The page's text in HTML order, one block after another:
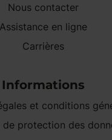
Nous contacter
Assistance en ligne
Carrières
Informations
et conditions
de protection des